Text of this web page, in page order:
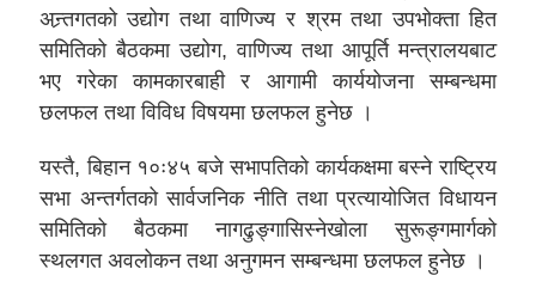
अन्र्तगतको उद्योग तथा वाणिज्य र श्रम तथा उपभोक्ता हित
समितिको बैठकमा उद्योग, वाणिज्य तथा आपूर्ति मन्त्रालयबाट
भए गरेका कामकारबाही र आगामी कार्ययोजना सम्बन्धमा
छलफल तथा विविध विषयमा छलफल हुनेछ ।
यस्तै, बिहान १०ः४५ बजे सभापतिको कार्यकक्षमा बस्ने राष्ट्रिय
सभा अन्तर्गतको सार्वजनिक नीति तथा प्रत्यायोजित विधायन
समितिको बैठकमा नागढुङ्गासिस्नेखोला सुरूङ्गमार्गको
स्थलगत अवलोकन तथा अनुगमन सम्बन्धमा छलफल हुनेछ ।